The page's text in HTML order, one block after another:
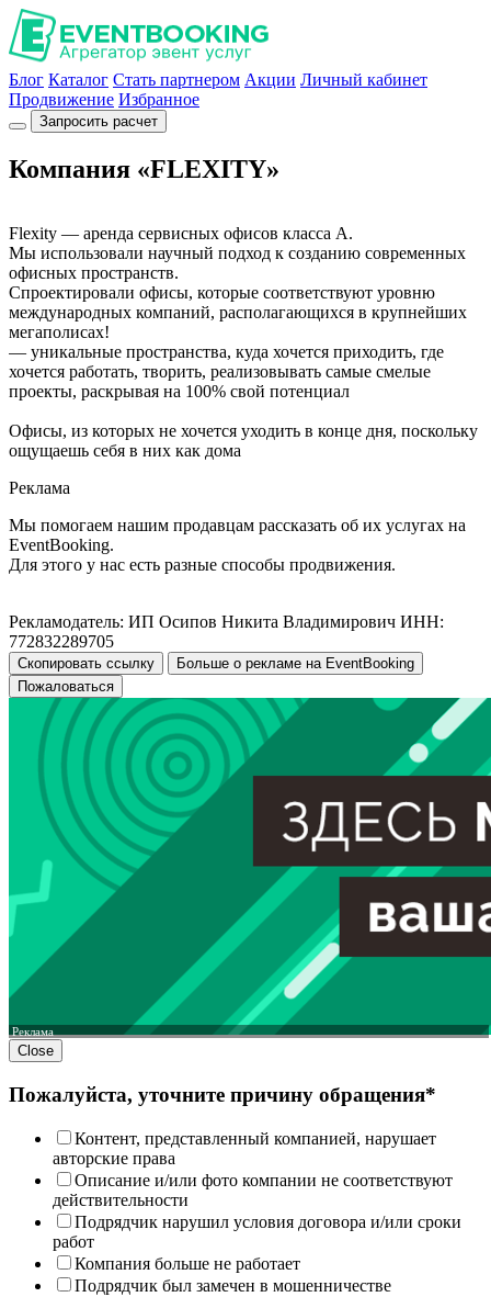
Блог Каталог Стать партнером Акции Личный кабинет
Продвижение Избранное
Запросить расчет
Компания «FLEXITY»
Flexity — аренда сервисных офисов класса А.
Мы использовали научный подход к созданию современных
офисных пространств.
Спроектировали офисы, которые соответствуют уровню
международных компаний, располагающихся в крупнейших
мегаполисах!
— уникальные пространства, куда хочется приходить, где
хочется работать, творить, реализовывать самые смелые
проекты, раскрывая на 100% свой потенциал
Офисы, из которых не хочется уходить в конце дня, поскольку
ощущаешь себя в них как дома
Реклама
Мы помогаем нашим продавцам рассказать об их услугах на
EventBooking.
Для этого у нас есть разные способы продвижения.
Рекламодатель: ИП Осипов Никита Владимирович ИНН:
772832289705
Скопировать ссылку
Больше о рекламе на EventBooking
Пожаловаться
Реклама
Close
Пожалуйста, уточните причину обращения*
Контент, представленный компанией, нарушает
авторские права
Описание и/или фото компании не соответствуют
действительности
Подрядчик нарушил условия договора и/или сроки
работ
Компания больше не работает
Подрядчик был замечен в мошенничестве